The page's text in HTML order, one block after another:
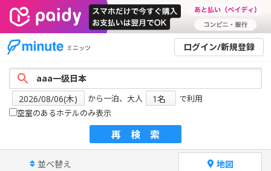
ミニッツ ログイン/新規登録
から一泊、大人
で利用
空室のあるホテルのみ表示
再検索
並べ替え 地図